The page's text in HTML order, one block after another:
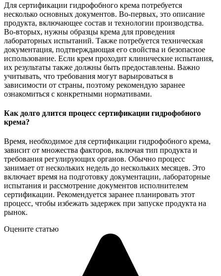
Для сертификации гидрофобного крема потребуется
несколько основных документов. Во-первых, это описание
продукта, включающее состав и технологии производства.
Во-вторых, нужны образцы крема для проведения
лабораторных испытаний. Также потребуется техническая
документация, подтверждающая его свойства и безопасное
использование. Если крем проходит клинические испытания,
их результаты также должны быть предоставлены. Важно
учитывать, что требования могут варьироваться в
зависимости от страны, поэтому рекомендую заранее
ознакомиться с конкретными нормативами.
Как долго длится процесс сертификации гидрофобного
крема?
Время, необходимое для сертификации гидрофобного крема,
зависит от множества факторов, включая тип продукта и
требования регулирующих органов. Обычно процесс
занимает от нескольких недель до нескольких месяцев. Это
включает время на подготовку документации, лабораторные
испытания и рассмотрение документов исполнителем
сертификации. Рекомендуется заранее планировать этот
процесс, чтобы избежать задержек при запуске продукта на
рынок.
Оцените статью